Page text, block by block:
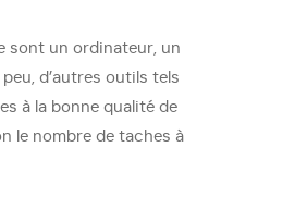
sont un ordinateur, un
d’autres outils tels
à la bonne qualité de
le nombre de taches à